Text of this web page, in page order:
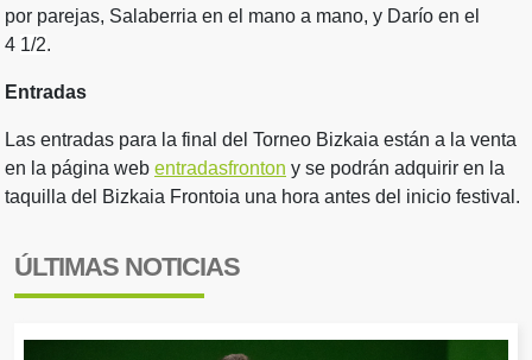
por parejas, Salaberria en el mano a mano, y Darío en el
4 1/2.
Entradas
Las entradas para la final del Torneo Bizkaia están a la venta
en la página web entradasfronton y se podrán adquirir en la
taquilla del Bizkaia Frontoia una hora antes del inicio festival.
ÚLTIMAS NOTICIAS